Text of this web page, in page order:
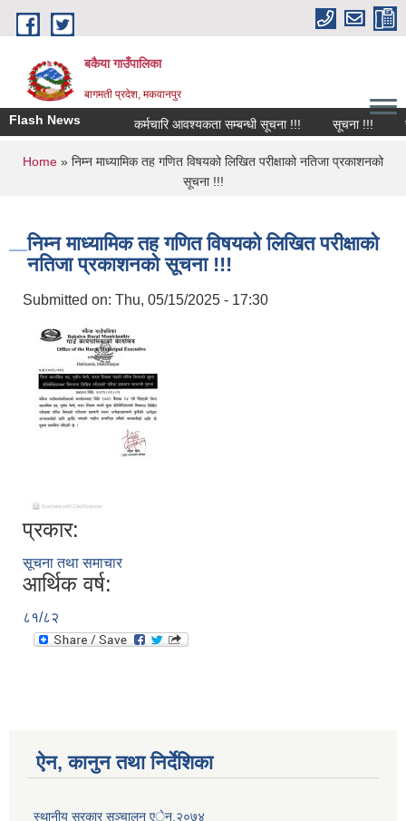
Skip to main content
बकैया गाउँपालिका
बागमती प्रदेश, मकवानपुर
Flash News कर्मचारि आवश्यकता सम्बन्धी सूचना !!! सूचना !!!
You are here
Home » निम्न माध्यामिक तह गणित विषयको लिखित परीक्षाको नतिजा प्रकाशनको
सूचना !!!
निम्न माध्यामिक तह गणित विषयको लिखित परीक्षाको
नतिजा प्रकाशनको सूचना !!!
Submitted on: Thu, 05/15/2025 - 17:30
प्रकार:
सूचना तथा समाचार
आर्थिक वर्ष:
८१/८२
ऐन, कानुन तथा निर्देशिका
स्थानीय सरकार सञ्चालन एेन,२०७४